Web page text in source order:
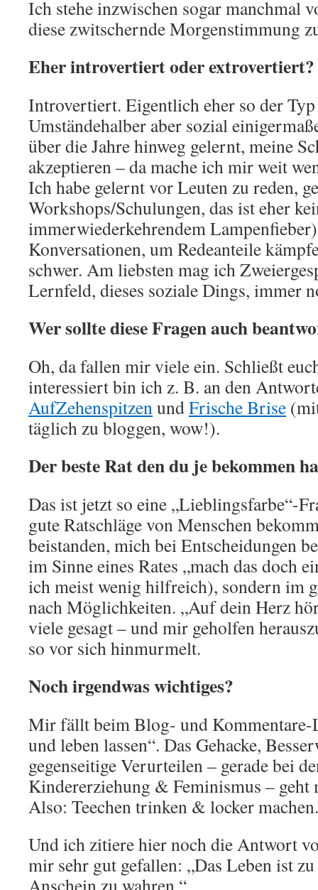
Ich stehe inzwischen sogar manchmal
diese zwitschernde Morgenstimmung
Eher introvertiert oder extrovertiert?
Introvertiert. Eigentlich eher so der
Umständehalber aber sozial
über die Jahre hinweg gelernt, meine
akzeptieren – da mache ich mir weit
Ich habe gelernt vor Leuten zu reden,
Workshops/Schulungen, das ist eher
immerwiederkehrendem
Konversationen, um Redeanteile
schwer. Am liebsten mag ich
Lernfeld, dieses soziale Dings, immer
Wer sollte diese Fragen auch
Oh, da fallen mir viele ein. Schließt
interessiert bin ich z. B. an den
AufZehenspitzenundFrische Brise
täglich zu bloggen, wow!).
Der beste Rat den du je bekommen
Das ist jetzt so eine „Lieblingsfarbe“-
gute Ratschläge von Menschen
beistanden, mich bei Entscheidungen
im Sinne eines Rates „mach das doch
ich meist wenig hilfreich), sondern im
nach Möglichkeiten. „Auf dein Herz
viele gesagt – und mir geholfen
so vor sich hinmurmelt.
Noch irgendwas wichtiges?
Mir fällt beim Blog- und Kommentare-
und leben lassen“. Das Gehacke,
gegenseitige Verurteilen – gerade bei
Kindererziehung & Feminismus – geht
Also: Teechen trinken & locker machen.
Und ich zitiere hier noch die Antwort
mir sehr gut gefallen: „Das Leben ist
Anschein zu wahren.“